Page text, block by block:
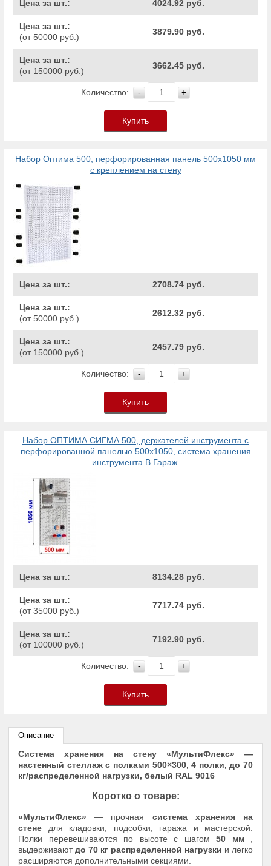
Цена за шт.: 4024.92 руб.
Цена за шт.:
(от 50000 руб.)
3879.90 руб.
Цена за шт.:
(от 150000 руб.)
3662.45 руб.
Количество: - +
Купить
Набор Оптима 500, перфорированная панель 500х1050 мм
с креплением на стену
Цена за шт.: 2708.74 руб.
Цена за шт.:
(от 50000 руб.)
2612.32 руб.
Цена за шт.:
(от 150000 руб.)
2457.79 руб.
Количество: - +
Купить
Набор ОПТИМА СИГМА 500, держателей инструмента с
перфорированной панелью 500х1050, система хранения
инструмента В Гараж.
Цена за шт.: 8134.28 руб.
Цена за шт.:
(от 35000 руб.)
7717.74 руб.
Цена за шт.:
(от 100000 руб.)
7192.90 руб.
Количество: - +
Купить
Описание
Система хранения на стену «МультиФлекс» —
настенный стеллаж с полками 500×300, 4 полки, до 70
кг/распределенной нагрузки, белый RAL 9016
Коротко о товаре:
«МультиФлекс» — прочная система хранения на
стене для кладовки, подсобки, гаража и мастерской.
Полки перевешиваются по высоте с шагом 50 мм,
выдерживаютдо 70 кг распределенной нагрузки и легко
расширяются дополнительными секциями.